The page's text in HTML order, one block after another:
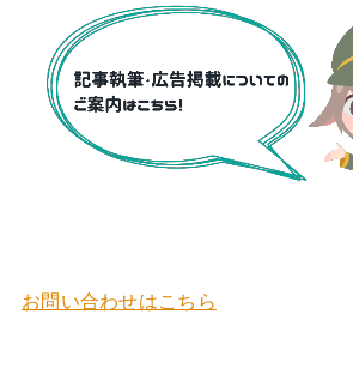
お問い合わせはこちら